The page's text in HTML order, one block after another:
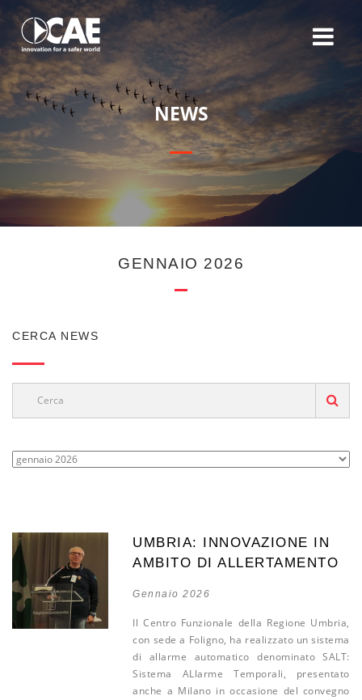
NEWS
GENNAIO 2026
CERCA NEWS
UMBRIA: INNOVAZIONE IN
AMBITO DI ALLERTAMENTO
Gennaio 2026
Il Centro Funzionale della Regione Umbria,
con sede a Foligno, ha realizzato un sistema
di allarme automatico denominato SALT:
Sistema ALlarme Temporali, presentato
anche a Milano in occasione del convegno